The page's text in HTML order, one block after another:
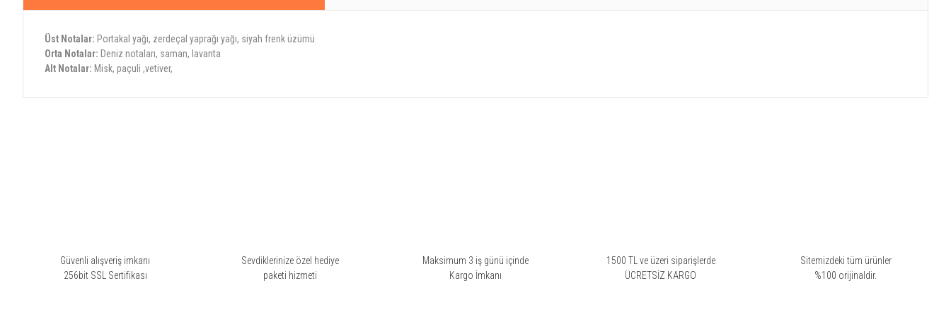
Üst Notalar: Portakal yağı, zerdeçal yaprağı yağı, siyah frenk üzümü
Orta Notalar: Deniz notaları, saman, lavanta
Alt Notalar: Misk, paçuli ,vetiver,
Güvenli alışveriş imkanı
256bit SSL Sertifikası
Sevdiklerinize özel hediye
paketi hizmeti
Maksimum 3 iş günü içinde
Kargo İmkanı
1500 TL ve üzeri siparişlerde
ÜCRETSİZ KARGO
Sitemizdeki tüm ürünler
%100 orijinaldir.